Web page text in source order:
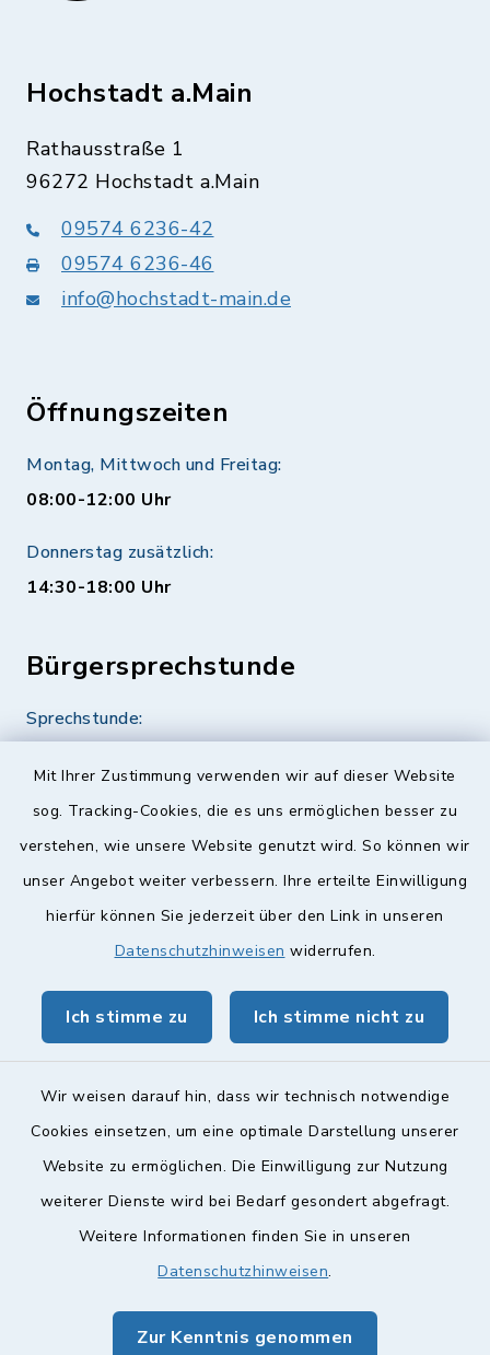
Mit Ihrer Zustimmung verwenden wir auf dieser Website
sog. Tracking-Cookies, die es uns ermöglichen besser zu
verstehen, wie unsere Website genutzt wird. So können wir
unser Angebot weiter verbessern. Ihre erteilte Einwilligung
hierfür können Sie jederzeit über den Link in unseren
Datenschutzhinweisen widerrufen.
Ich stimme zu Ich stimme nicht zu
Wir weisen darauf hin, dass wir technisch notwendige
Cookies einsetzen, um eine optimale Darstellung unserer
Website zu ermöglichen. Die Einwilligung zur Nutzung
weiterer Dienste wird bei Bedarf gesondert abgefragt.
Weitere Informationen finden Sie in unseren
Datenschutzhinweisen.
Zur Kenntnis genommen
Hochstadt a.Main
Rathausstraße 1
96272 Hochstadt a.Main
09574 6236-42
09574 6236-46
info@hochstadt-main.de
Öffnungszeiten
Montag, Mittwoch und Freitag:
08:00-12:00 Uhr
Donnerstag zusätzlich:
14:30-18:00 Uhr
Bürgersprechstunde
Sprechstunde:
Quicklinks
Landkreis Lichtenfels
geoPortal Lichtenfels
Barrierefreiheit